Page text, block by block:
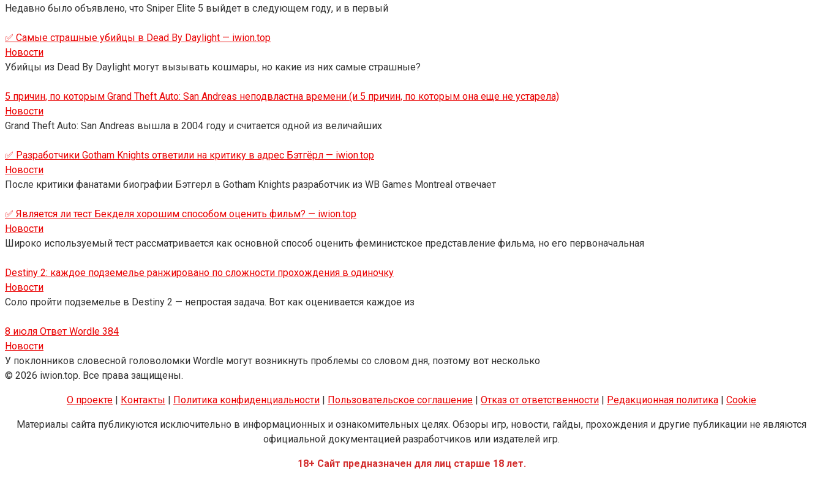
Недавно было объявлено, что Sniper Elite 5 выйдет в следующем году, и в первый
✅ Самые страшные убийцы в Dead By Daylight — iwion.top
Новости
Убийцы из Dead By Daylight могут вызывать кошмары, но какие из них самые страшные?
5 причин, по которым Grand Theft Auto: San Andreas неподвластна времени (и 5 причин, по которым она еще не устарела)
Новости
Grand Theft Auto: San Andreas вышла в 2004 году и считается одной из величайших
✅ Разработчики Gotham Knights ответили на критику в адрес Бэтгёрл — iwion.top
Новости
После критики фанатами биографии Бэтгерл в Gotham Knights разработчик из WB Games Montreal отвечает
✅ Является ли тест Бекделя хорошим способом оценить фильм? — iwion.top
Новости
Широко используемый тест рассматривается как основной способ оценить феминистское представление фильма, но его первоначальная
Destiny 2: каждое подземелье ранжировано по сложности прохождения в одиночку
Новости
Соло пройти подземелье в Destiny 2 — непростая задача. Вот как оценивается каждое из
8 июля Ответ Wordle 384
Новости
У поклонников словесной головоломки Wordle могут возникнуть проблемы со словом дня, поэтому вот несколько
© 2026 iwion.top. Все права защищены.
О проекте | Контакты | Политика конфиденциальности | Пользовательское соглашение | Отказ от ответственности | Редакционная политика | Cookie
Материалы сайта публикуются исключительно в информационных и ознакомительных целях. Обзоры игр, новости, гайды, прохождения и другие публикации не являются
официальной документацией разработчиков или издателей игр.
18+ Сайт предназначен для лиц старше 18 лет.